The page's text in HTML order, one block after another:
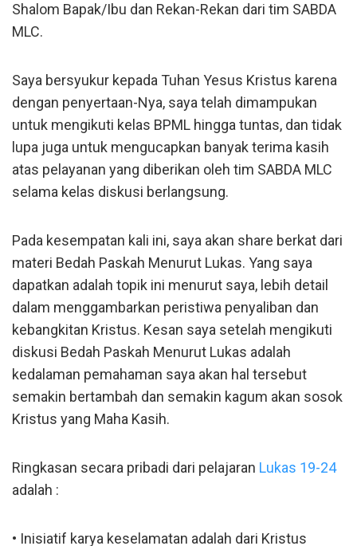
Shalom Bapak/Ibu dan Rekan-Rekan dari tim SABDA
MLC.
Saya bersyukur kepada Tuhan Yesus Kristus karena
dengan penyertaan-Nya, saya telah dimampukan
untuk mengikuti kelas BPML hingga tuntas, dan tidak
lupa juga untuk mengucapkan banyak terima kasih
atas pelayanan yang diberikan oleh tim SABDA MLC
selama kelas diskusi berlangsung.
Pada kesempatan kali ini, saya akan share berkat dari
materi Bedah Paskah Menurut Lukas. Yang saya
dapatkan adalah topik ini menurut saya, lebih detail
dalam menggambarkan peristiwa penyaliban dan
kebangkitan Kristus. Kesan saya setelah mengikuti
diskusi Bedah Paskah Menurut Lukas adalah
kedalaman pemahaman saya akan hal tersebut
semakin bertambah dan semakin kagum akan sosok
Kristus yang Maha Kasih.
Ringkasan secara pribadi dari pelajaran Lukas 19-24
adalah :
• Inisiatif karya keselamatan adalah dari Kristus